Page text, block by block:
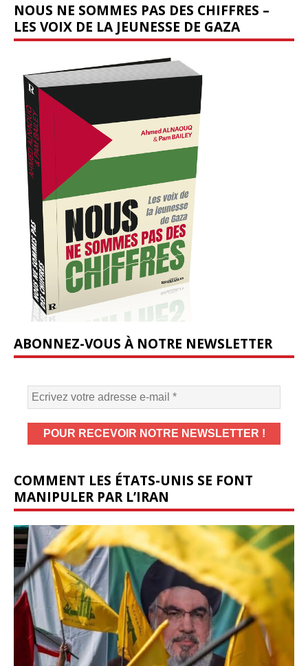
NOUS NE SOMMES PAS DES CHIFFRES –
LES VOIX DE LA JEUNESSE DE GAZA
ABONNEZ-VOUS À NOTRE NEWSLETTER
COMMENT LES ÉTATS-UNIS SE FONT
MANIPULER PAR L’IRAN